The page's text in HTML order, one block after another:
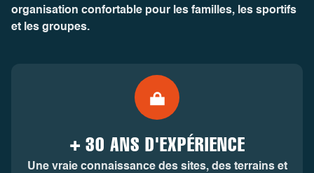
organisation confortable pour les familles, les sportifs
et les groupes.
+ 30 ANS D'EXPÉRIENCE
Une vraie connaissance des sites, des terrains et